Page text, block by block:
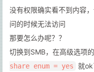
没有权限确实看不到内容
问的时候无法访问
那要怎么办呢？？
切换到SMB，在高级选项
share enum = yes
就ok